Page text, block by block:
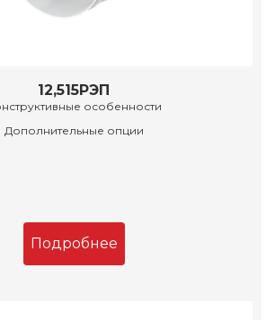
12,515РЭП
особенности
Дополнительные опции
Подробнее